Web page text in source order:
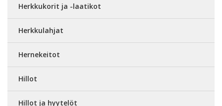
Herkkukorit ja -laatikot
Herkkulahjat
Hernekeitot
Hillot
Hillot ja hyytelöt